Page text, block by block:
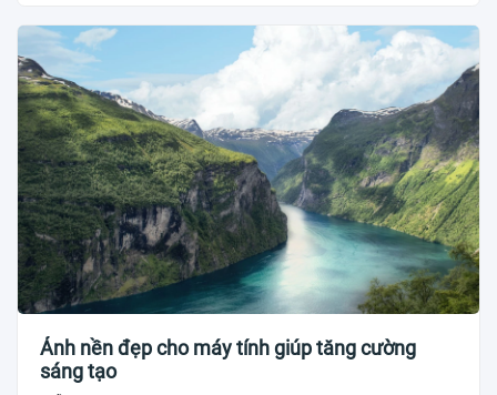
Ảnh nền đẹp cho máy tính giúp tăng cường
sáng tạo